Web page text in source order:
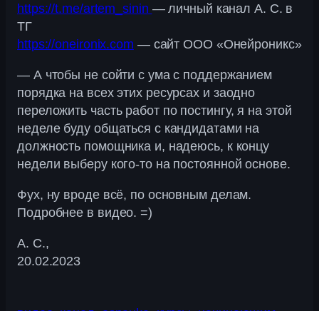
https://t.me/artem_sinin — личный канал А. С. в
ТГ
https://oneironix.com — сайт ООО «Онейроникс»
— А чтобы не сойти с ума с поддержанием
порядка на всех этих ресурсах и заодно
переложить часть работ по постингу, я на этой
неделе буду общаться с кандидатами на
должность помощника и, надеюсь, к концу
недели выберу кого-то на постоянной основе.
Фух, ну вроде всё, по основным делам.
Подробнее в видео. =)
А. С.,
20.02.2023